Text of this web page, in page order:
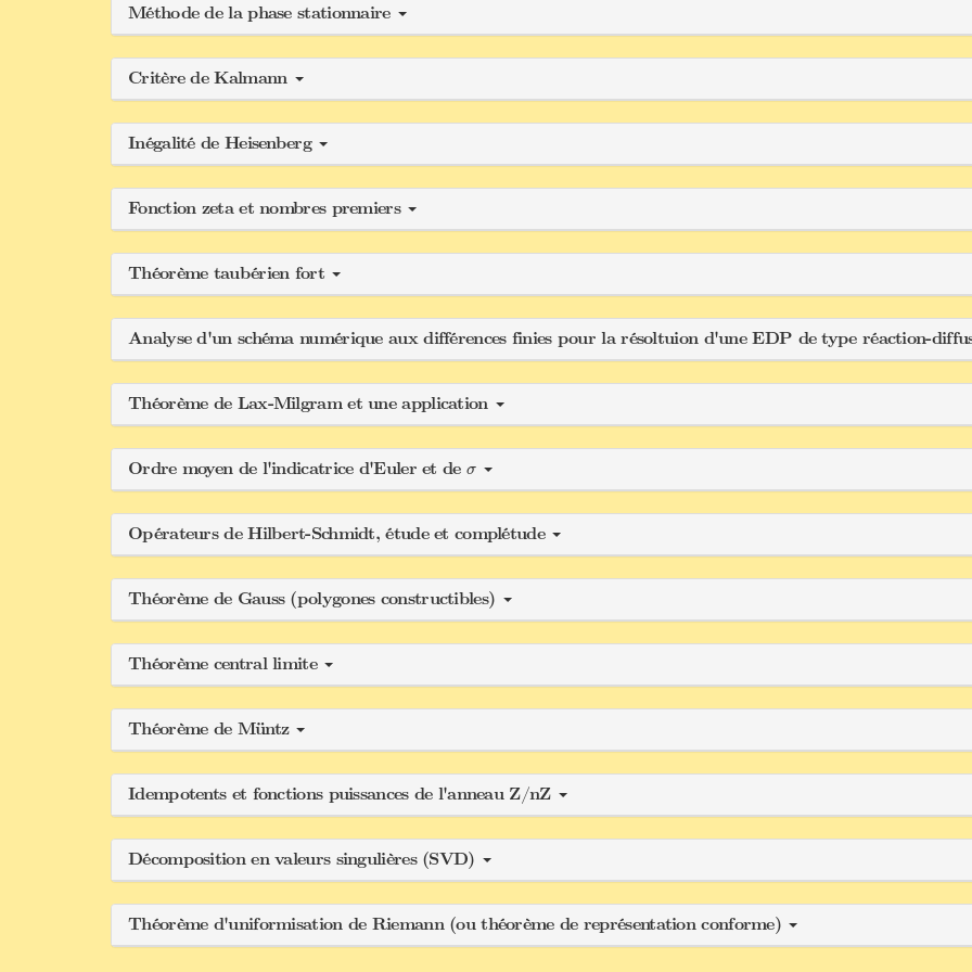
Méthode de la phase stationnaire
Critère de Kalmann
Inégalité de Heisenberg
Fonction zeta et nombres premiers
Théorème taubérien fort
Analyse d'un schéma numérique aux différences finies pour la résoltuion d'une EDP de type réaction-
Théorème de Lax-Milgram et une application
Ordre moyen de l'indicatrice d'Euler et de σ
σ
Opérateurs de Hilbert-Schmidt, étude et complétude
Théorème de Gauss (polygones constructibles)
Théorème central limite
Théorème de Müntz
Idempotents et fonctions puissances de l'anneau Z/nZ
Décomposition en valeurs singulières (SVD)
Théorème d'uniformisation de Riemann (ou théorème de représentation conforme)